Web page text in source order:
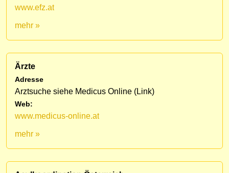
www.efz.at
mehr »
Ärzte
Adresse
Arztsuche siehe Medicus Online (Link)
Web:
www.medicus-online.at
mehr »